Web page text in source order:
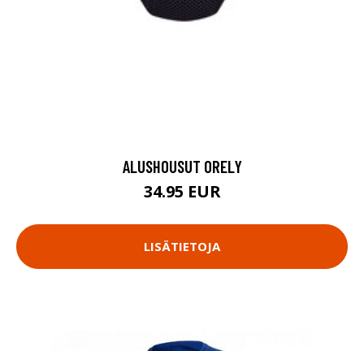
ALUSHOUSUT ORELY
34.95 EUR
LISÄTIETOJA